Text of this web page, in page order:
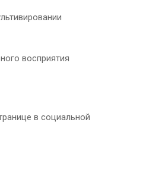
восприятия
в социальной